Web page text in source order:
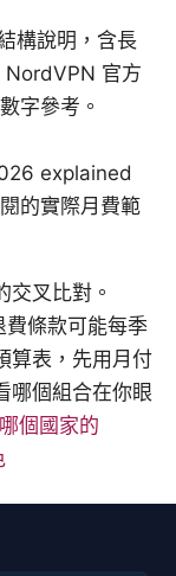
構說明，含長
NordVPN 官方
字參考。
explained
的實際月費範
交叉比對。
條款可能每季
算表，先用月付
哪個組合在你眼
個國家的